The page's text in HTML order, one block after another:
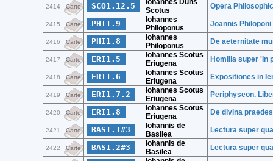
2414 Carte SCO1.12.5
Iohannes Duns
Scotus
Opera
2415 Carte PHI1.9
Iohannes
Philoponus
Joannis
2416 Carte PHI1.8
Iohannes
Philoponus
De aeternitate
2417 Carte ERI1.5
Iohannes Scotus
Eriugena
Homilia super 'In
2418 Carte ERI1.6
Iohannes Scotus
Eriugena
Expositiones in
2419 Carte ERI1.7.2
Iohannes Scotus
Eriugena
Periphyseon.
2420 Carte ERI1.8
Iohannes Scotus
Eriugena
De divina
2421 Carte BAS1.1#3
Iohannis de
Basilea
Lectura super
2422 Carte BAS1.2#3
Iohannis de
Basilea
Lectura super